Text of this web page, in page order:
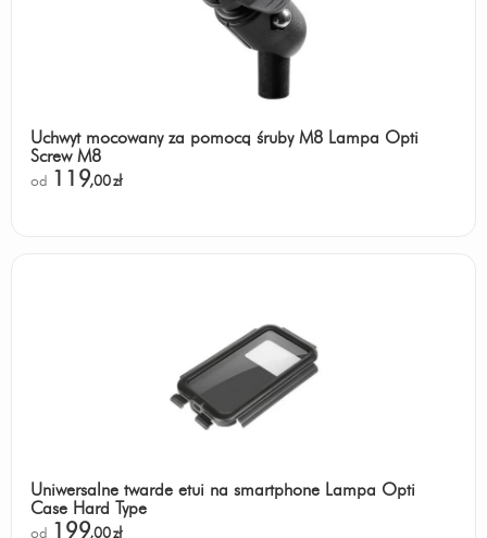
Uchwyt mocowany za pomocą śruby M8 Lampa Opti
Screw M8
od 119,00zł
Uniwersalne twarde etui na smartphone Lampa Opti
Case Hard Type
od 199,00zł